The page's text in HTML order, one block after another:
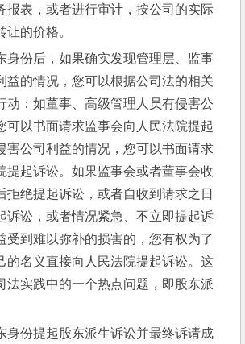
报表，或者进行审计，按公司的实际
的价格。
身份后，如果确实发现管理层、监事
益的情况，您可以根据公司法的相关
动：如董事、高级管理人员有侵害公
可以书面请求监事会向人民法院提起
害公司利益的情况，您可以书面请求
提起诉讼。如果监事会或者董事会收
拒绝提起诉讼，或者自收到请求之日
诉讼，或者情况紧急、不立即提起诉
受到难以弥补的损害的，您有权为了
的名义直接向人民法院提起诉讼。这
法实践中的一个热点问题，即股东派
身份提起股东派生诉讼并最终诉请成